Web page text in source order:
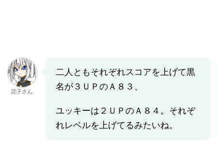
読子さん
二人ともそれぞれスコアを上げて黒
名が３ＵＰのＡ８３、
ユッキーは２ＵＰのＡ８４。それぞ
れレベルを上げてるみたいね。